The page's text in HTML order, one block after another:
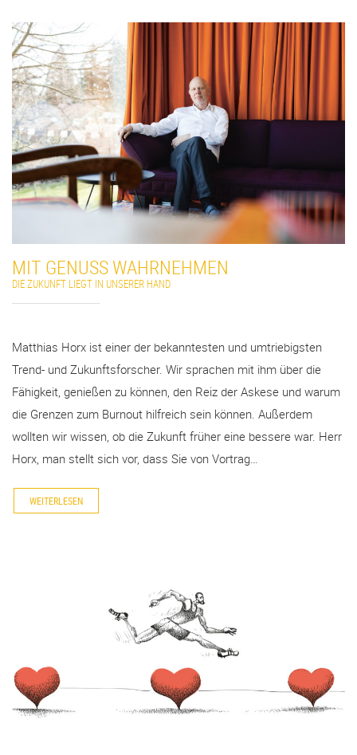
MIT GENUSS WAHRNEHMEN
DIE ZUKUNFT LIEGT IN UNSERER HAND
Matthias Horx ist einer der bekanntesten und umtriebigsten
Trend- und Zukunftsforscher. Wir sprachen mit ihm über die
Fähigkeit, genießen zu können, den Reiz der Askese und warum
die Grenzen zum Burnout hilfreich sein können. Außerdem
wollten wir wissen, ob die Zukunft früher eine bessere war. Herr
Horx, man stellt sich vor, dass Sie von Vortrag…
WEITERLESEN